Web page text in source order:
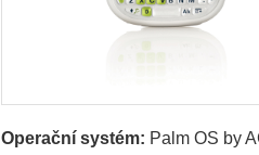
Operační systém: Palm OS by